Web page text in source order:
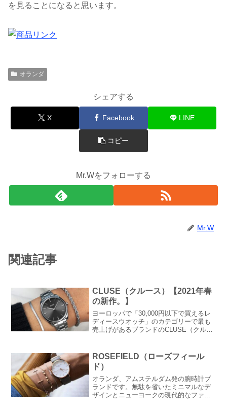
を見ることになると思います。
オランダ
シェアする
X Facebook LINE
コピー
Mr.Wをフォローする
Mr.W
関連記事
CLUSE（クルース）【2021年春
の新作。】
ヨーロッパで「30,000円以下で買えるレ
ディースウオッチ」のカテゴリーで最も
売上げがあるブランドのCLUSE（クルー
い価格になっています。
ROSEFIELD（ローズフィール
ド）
オランダ、アムステルダム発の腕時計ブ
ランドです。無駄を省いたミニマルなデ
ザインとニューヨークの現代的なファッ